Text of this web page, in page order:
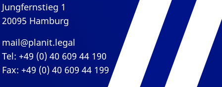
Jungfernstieg 1
20095 Hamburg
mail@planit.legal
Tel: +49 (0) 40 609 44 190
Fax: +49 (0) 40 609 44 199